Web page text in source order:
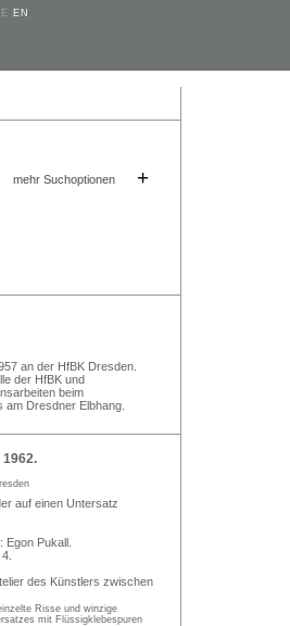
EN
mehr Suchoptionen +
an der HfBK Dresden.
der HfBK und
beim
Dresdner Elbhang.
auf einen Untersatz
Egon Pukall.
des Künstlers zwischen
Risse und winzige
mit Flüssigklebespuren